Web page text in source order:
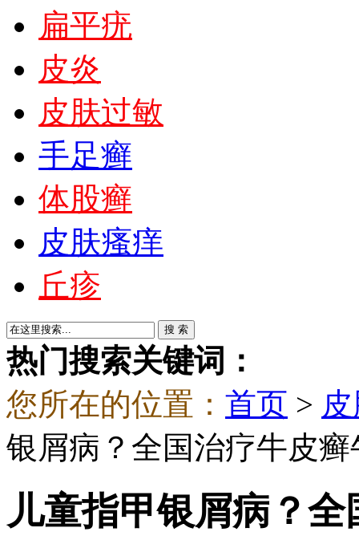
扁平疣
皮炎
皮肤过敏
手足癣
体股癣
皮肤瘙痒
丘疹
热门搜索关键词：
您所在的位置： 首页 >
银屑病？全国治疗牛皮
儿童指甲银屑病？